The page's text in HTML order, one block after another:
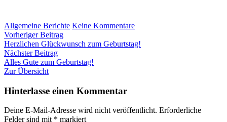
Allgemeine Berichte Keine Kommentarezu
der
Beitragsnavigation
Vorheriger BeitragVorheriger
Beitrag:
Herzlichen Glückwunsch zum Geburtstag!
Nächster BeitragNächster
Beitrag:
Alles Gute zum Geburtstag!
Zur Übersicht
Hinterlasse einen Kommentar
Deine E-Mail-Adresse wird nicht veröffentlicht. Erforderliche
Felder sind mit * markiert